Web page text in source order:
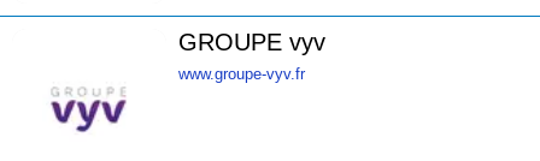
GROUPE vyv
www.groupe-vyv.fr